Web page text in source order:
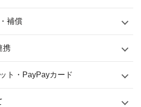
補償
携
ト・PayPayカード